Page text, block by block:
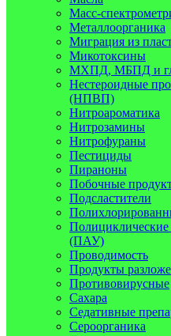
Масс-
Металлоорганика
Миграция из
Микотоксины
МХПД, МБПД и
Нестероидные
(НПВП)
Нитроароматика
Нитрозамины
Нитрофураны
Пестициды
Пираноны
Побочные
Подсластители
Полициклические
(ПАУ)
Проводимость
Продукты
Противовирусные
Сахара
Седативные
Сероорганика